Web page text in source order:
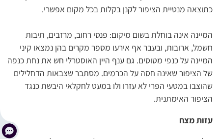
כתוצאה מנטיית הציפור לקנן בקלות בכל מקום אפשרי.
המיינה אינה בוחלת בשום מיקום: פנסי רחוב, מרזבים, תיבות
חשמל, ארובות, ובעבר אף אירעו מספר מקרים בהן נמצאו קיני
המיינה על כנפי מטוסים. גם ענף היין האוסטרלי חש את נחת כנפה
של הציפור שאינה חסה על הכרמים. מסתבר שצבאות הדחלילים
שהוצבו במטעי הפרי לא עזרו ולו במעט לחקלאי היבשת כנגד
הציפור האימתנית.
עזות מצח